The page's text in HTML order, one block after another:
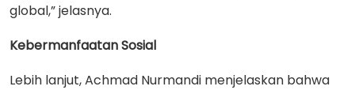
global,” jelasnya.
Kebermanfaatan Sosial
Lebih lanjut, Achmad Nurmandi menjelaskan bahwa